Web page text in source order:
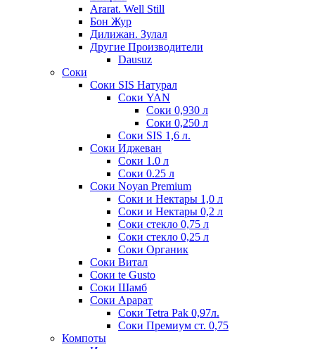
Ararat. Well Still
Бон Жур
Дилижан. Зулал
Другие Производители
Dausuz
Соки
Соки SIS Натурал
Соки YAN
Соки 0,930 л
Соки 0,250 л
Соки SIS 1,6 л.
Соки Иджеван
Соки 1.0 л
Соки 0.25 л
Соки Noyan Premium
Соки и Нектары 1,0 л
Соки и Нектары 0,2 л
Соки стекло 0,75 л
Соки стекло 0,25 л
Соки Органик
Соки Витал
Соки te Gusto
Соки Шамб
Соки Арарат
Соки Tetra Pak 0,97л.
Соки Премиум ст. 0,75
Компоты